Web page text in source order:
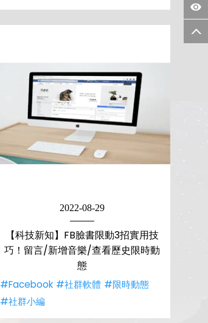
2022-08-29
【科技新知】FB臉書限動3招實用技
巧！留言/新增音樂/查看歷史限時動
態
#Facebook #社群軟體 #限時動態
#社群小編